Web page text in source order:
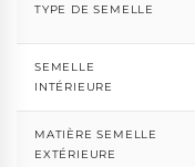
TYPE DE SEMELLE
SEMELLE
INTÉRIEURE
MATIÈRE SEMELLE
EXTÉRIEURE